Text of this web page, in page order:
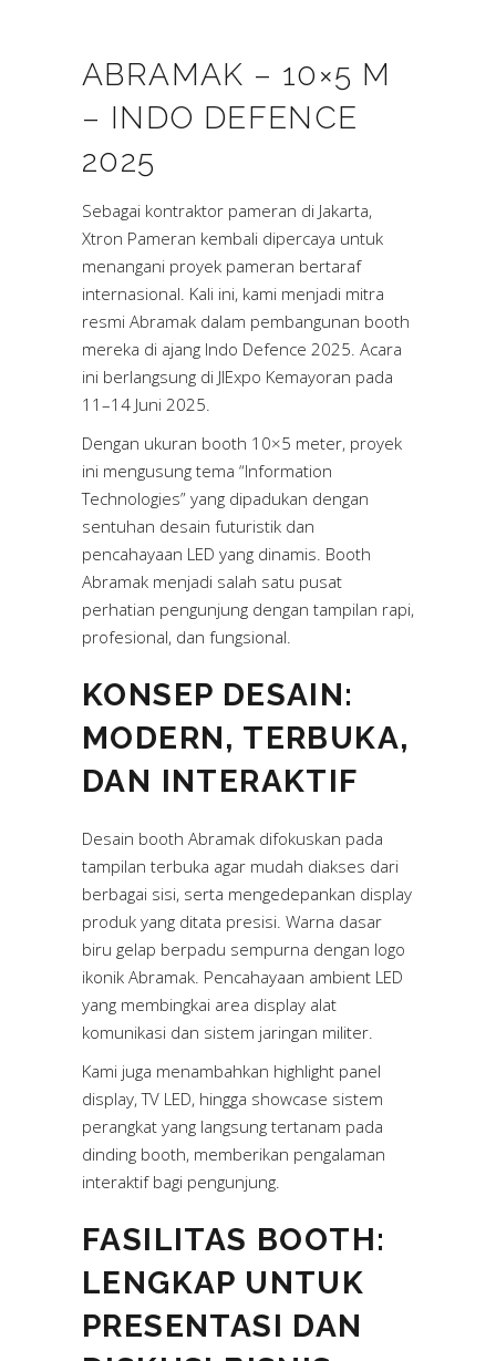
ABRAMAK – 10×5 M
– INDO DEFENCE
2025
Sebagai kontraktor pameran di Jakarta,
Xtron Pameran kembali dipercaya untuk
menangani proyek pameran bertaraf
internasional. Kali ini, kami menjadi mitra
resmi Abramak dalam pembangunan booth
mereka di ajang Indo Defence 2025. Acara
ini berlangsung di JIExpo Kemayoran pada
11–14 Juni 2025.
Dengan ukuran booth 10×5 meter, proyek
ini mengusung tema “Information
Technologies” yang dipadukan dengan
sentuhan desain futuristik dan
pencahayaan LED yang dinamis. Booth
Abramak menjadi salah satu pusat
perhatian pengunjung dengan tampilan rapi,
profesional, dan fungsional.
KONSEP DESAIN:
MODERN, TERBUKA,
DAN INTERAKTIF
Desain booth Abramak difokuskan pada
tampilan terbuka agar mudah diakses dari
berbagai sisi, serta mengedepankan display
produk yang ditata presisi. Warna dasar
biru gelap berpadu sempurna dengan logo
ikonik Abramak. Pencahayaan ambient LED
yang membingkai area display alat
komunikasi dan sistem jaringan militer.
Kami juga menambahkan highlight panel
display,TV LED, hingga showcase sistem
perangkat yang langsung tertanam pada
dinding booth, memberikan pengalaman
interaktif bagi pengunjung.
FASILITAS BOOTH:
LENGKAP UNTUK
PRESENTASI DAN